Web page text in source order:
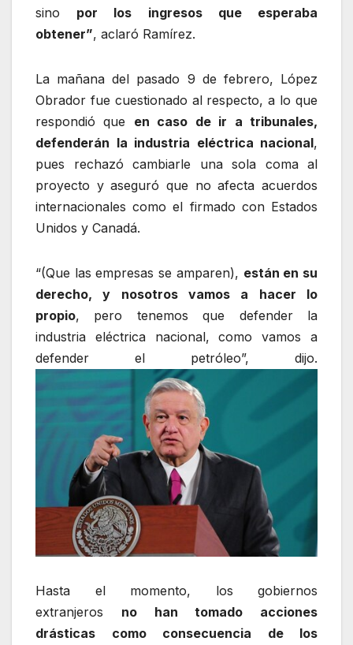
sino por los ingresos que esperaba
obtener”, aclaró Ramírez.
La mañana del pasado 9 de febrero, López
Obrador fue cuestionado al respecto, a lo que
respondió que en caso de ir a tribunales,
defenderán la industria eléctrica nacional,
pues rechazó cambiarle una sola coma al
proyecto y aseguró que no afecta acuerdos
internacionales como el firmado con Estados
Unidos y Canadá.
“(Que las empresas se amparen), están en su
derecho, y nosotros vamos a hacer lo
propio, pero tenemos que defender la
industria eléctrica nacional, como vamos a
defender el petróleo”, dijo.
Hasta el momento, los gobiernos
extranjeros no han tomado acciones
drásticas como consecuencia de los